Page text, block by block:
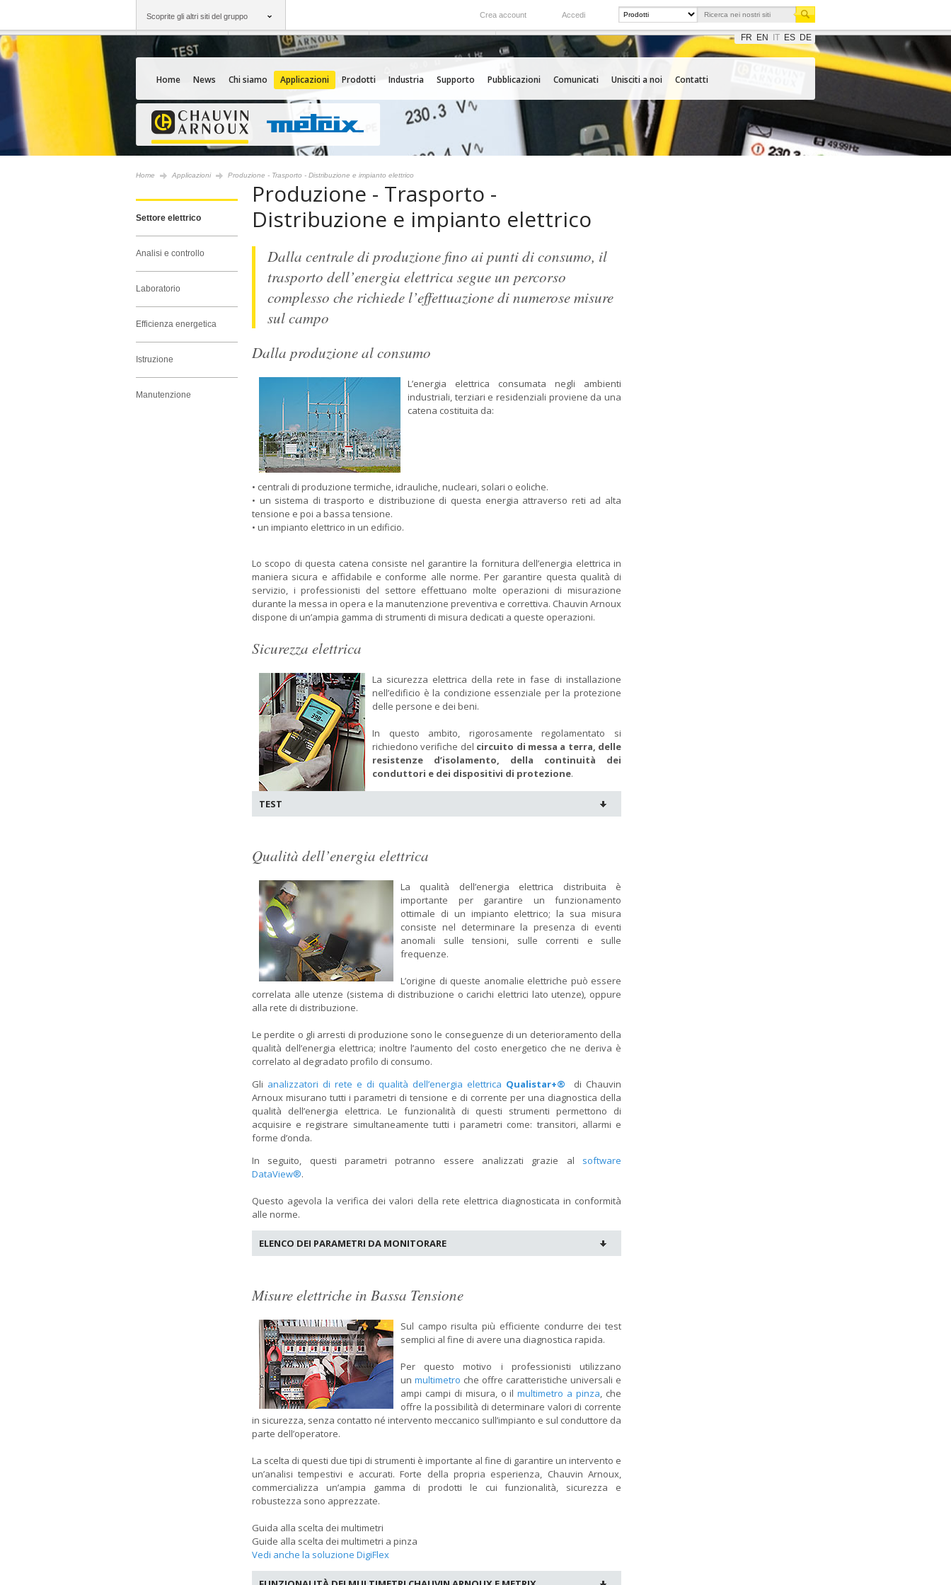
Scoprite gli altri siti del gruppo Accedi
Crea account
Gruppo
Chauvin Arnoux
Un'offerta al vostro servizio
Nel mondo
Le nostre filiali all'estero
FR EN IT ES DE
Home News Chi siamo Applicazioni Prodotti Industria Supporto Pubblicazioni Comunicati Unisciti a noi Contatti
Home Applicazioni Produzione - Trasporto - Distribuzione e impianto elettrico
Settore elettrico
Analisi e controllo
Laboratorio
Efficienza energetica
Istruzione
Manutenzione
Produzione - Trasporto -
Distribuzione e impianto elettrico
Dalla centrale di produzione fino ai punti di consumo, il
trasporto dell’energia elettrica segue un percorso
complesso che richiede l’effettuazione di numerose misure
sul campo
Dalla produzione al consumo
L’energia elettrica consumata negli ambienti
industriali, terziari e residenziali proviene da una
catena costituita da:
• centrali di produzione termiche, idrauliche, nucleari, solari o eoliche.
• un sistema di trasporto e distribuzione di questa energia attraverso reti ad alta
tensione e poi a bassa tensione.
• un impianto elettrico in un edificio.
Lo scopo di questa catena consiste nel garantire la fornitura dell’energia elettrica in
maniera sicura e affidabile e conforme alle norme. Per garantire questa qualità di
servizio, i professionisti del settore effettuano molte operazioni di misurazione
durante la messa in opera e la manutenzione preventiva e correttiva. Chauvin Arnoux
dispone di un’ampia gamma di strumenti di misura dedicati a queste operazioni.
Sicurezza elettrica
La sicurezza elettrica della rete in fase di installazione
nell’edificio è la condizione essenziale per la protezione
delle persone e dei beni.
In questo ambito, rigorosamente regolamentato si
richiedono verifiche del circuito di messa a terra, delle
resistenze d’isolamento, della continuità dei
conduttori e dei dispositivi di protezione.
TEST
Qualità dell’energia elettrica
La qualità dell’energia elettrica distribuita è
importante per garantire un funzionamento
ottimale di un impianto elettrico; la sua misura
consiste nel determinare la presenza di eventi
anomali sulle tensioni, sulle correnti e sulle
frequenze.
L’origine di queste anomalie elettriche può essere
correlata alle utenze (sistema di distribuzione o carichi elettrici lato utenze), oppure
alla rete di distribuzione.
Le perdite o gli arresti di produzione sono le conseguenze di un deterioramento della
qualità dell’energia elettrica; inoltre l’aumento del costo energetico che ne deriva è
correlato al degradato profilo di consumo.
Gli analizzatori di rete e di qualità dell’energia elettrica Qualistar+®
di Chauvin
Arnoux misurano tutti i parametri di tensione e di corrente per una diagnostica della
qualità dell’energia elettrica. Le funzionalità di questi strumenti permettono di
acquisire e registrare simultaneamente tutti i parametri come: transitori, allarmi e
forme d’onda.
In seguito, questi parametri potranno essere analizzati grazie al software
DataView®.
Questo agevola la verifica dei valori della rete elettrica diagnosticata in conformità
alle norme.
ELENCO DEI PARAMETRI DA MONITORARE
Misure elettriche in Bassa Tensione
Sul campo risulta più efficiente condurre dei test
semplici al fine di avere una diagnostica rapida.
Per questo motivo i professionisti utilizzano
un multimetro che offre caratteristiche universali e
ampi campi di misura, o ilmultimetro a pinza, che
offre la possibilità di determinare valori di corrente
in sicurezza, senza contatto né intervento meccanico sull’impianto e sul conduttore da
parte dell’operatore.
La scelta di questi due tipi di strumenti è importante al fine di garantire un intervento e
un’analisi tempestivi e accurati. Forte della propria esperienza, Chauvin Arnoux,
commercializza un’ampia gamma di prodotti le cui funzionalità, sicurezza e
robustezza sono apprezzate.
Guida alla scelta dei multimetri
Guide alla scelta dei multimetri a pinza
Vedi anche la soluzione DigiFlex